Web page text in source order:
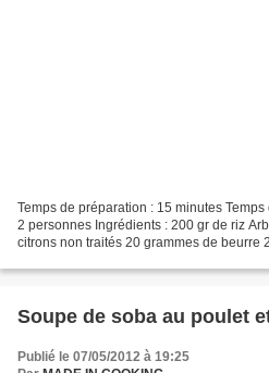
Temps de préparation : 15 minutes
2 personnes Ingrédients : 200 gr de riz
citrons non traités 20 grammes de beurre
Soupe de soba au poulet
Publié le 07/05/2012 à 19:25